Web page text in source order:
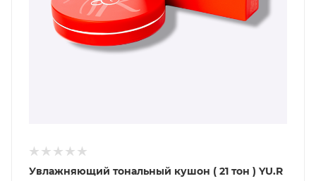
Увлажняющий тональный кушон ( 21 тон ) YU.R